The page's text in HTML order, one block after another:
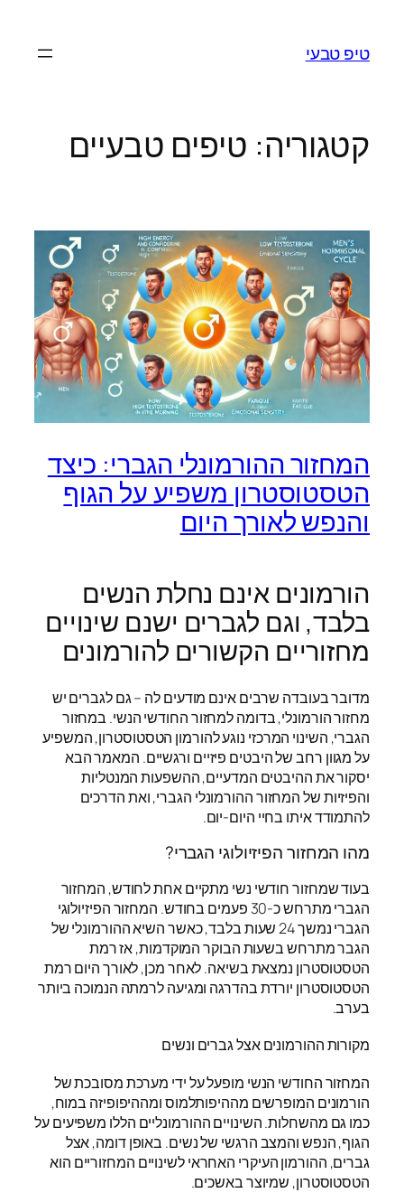
טיפ טבעי
קטגוריה: טיפים טבעיים
המחזור ההורמונלי הגברי: כיצד
הטסטוסטרון משפיע על הגוף
והנפש לאורך היום
הורמונים אינם נחלת הנשים
בלבד, וגם לגברים ישנם שינויים
מחזוריים הקשורים להורמונים
מדובר בעובדה שרבים אינם מודעים לה – גם לגברים יש
מחזור הורמונלי, בדומה למחזור החודשי הנשי. במחזור
הגברי, השינוי המרכזי נוגע להורמון הטסטוסטרון, המשפיע
על מגוון רחב של היבטים פיזיים ורגשיים. המאמר הבא
יסקור את ההיבטים המדעיים, ההשפעות המנטליות
והפיזיות של המחזור ההורמונלי הגברי, ואת הדרכים
להתמודד איתו בחיי היום-יום.
מהו המחזור הפיזיולוגי הגברי?
בעוד שמחזור חודשי נשי מתקיים אחת לחודש, המחזור
הגברי מתרחש כ-30 פעמים בחודש. המחזור הפיזיולוגי
הגברי נמשך 24 שעות בלבד, כאשר השיא ההורמונלי של
הגבר מתרחש בשעות הבוקר המוקדמות, אז רמת
הטסטוסטרון נמצאת בשיאה. לאחר מכן, לאורך היום רמת
הטסטוסטרון יורדת בהדרגה ומגיעה לרמתה הנמוכה ביותר
בערב.
מקורות ההורמונים אצל גברים ונשים
המחזור החודשי הנשי מופעל על ידי מערכת מסובכת של
הורמונים המופרשים מההיפותלמוס ומההיפופיזה במוח,
כמו גם מהשחלות. השינויים ההורמונליים הללו משפיעים על
הגוף, הנפש והמצב הרגשי של נשים. באופן דומה, אצל
גברים, ההורמון העיקרי האחראי לשינויים המחזוריים הוא
הטסטוסטרון, שמיוצר באשכים.